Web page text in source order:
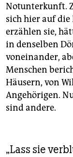
Notunterkunft.
sich hier auf die
erzählen sie,
in denselben
voneinander,
Menschen
Häusern, von
Angehörigen.
sind andere.
„Lass sie